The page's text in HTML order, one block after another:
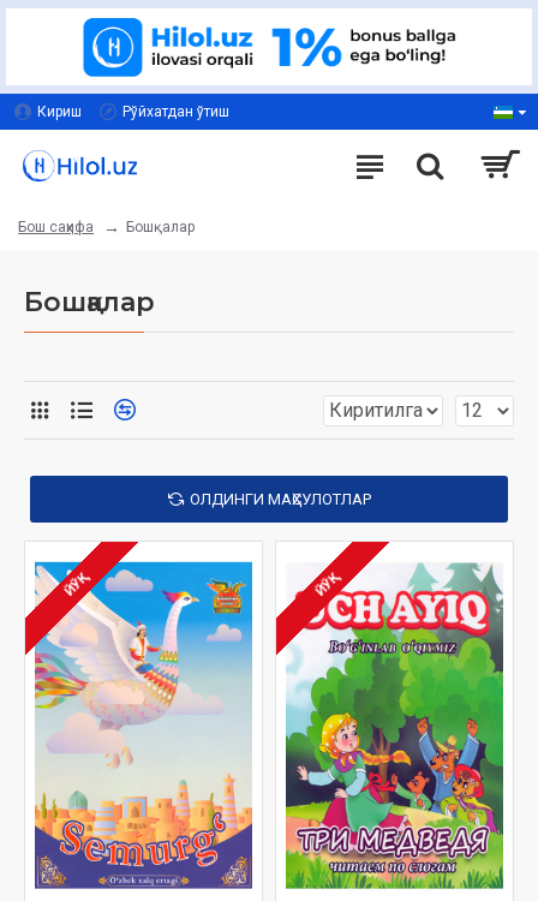
Кириш Рўйхатдан ўтиш
Бош саҳифа Бошқалар
Бошқалар
ОЛДИНГИ МАҲСУЛОТЛАР
ЙЎҚ ЙЎҚ